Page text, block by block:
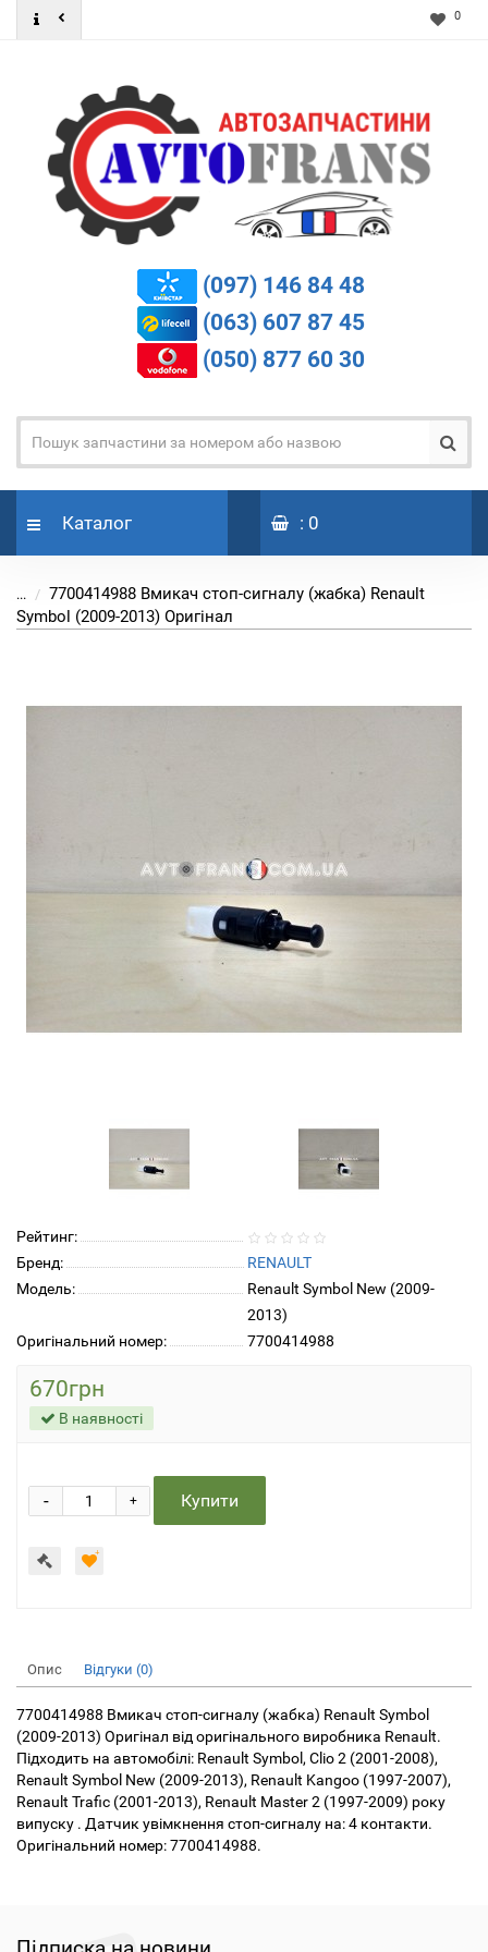
0
(097) 146 84 48
(063) 607 87 45
(050) 877 60 30
Каталог : 0
...
7700414988 Вмикач стоп-сигналу (жабка) Renault
Symbol (2009-2013) Оригінал
Рейтинг:
Бренд:
RENAULT
Модель:
Renault Symbol New (2009-
2013)
Оригінальний номер:
7700414988
670грн
В наявності
+
- Купити
Опис Відгуки (0)
7700414988 Вмикач стоп-сигналу (жабка) Renault Symbol
(2009-2013) Оригінал від оригінального виробника Renault.
Підходить на автомобілі: Renault Symbol, Clio 2 (2001-2008),
Renault Symbol New (2009-2013), Renault Kangoo (1997-2007),
Renault Trafic (2001-2013), Renault Master 2 (1997-2009) року
випуску . Датчик увімкнення стоп-сигналу на: 4 контакти.
Оригінальний номер: 7700414988.